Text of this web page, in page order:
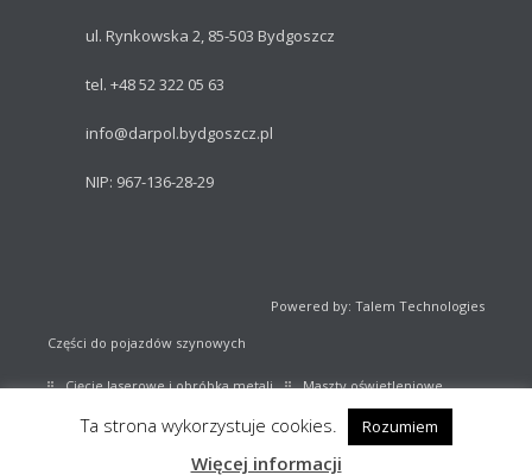
ul. Rynkowska 2, 85-503 Bydgoszcz
tel. +48 52 322 05 63
info@darpol.bydgoszcz.pl
NIP: 967-136-28-29
Powered by: Talem Technologies
Części do pojazdów szynowych
Cięcie laserowe i obróbka metali Maszty oświetleniowe
Sprzęt sportowy Katalog części kolejowych
Ta strona wykorzystuje cookies. Rozumiem
Więcej informacji